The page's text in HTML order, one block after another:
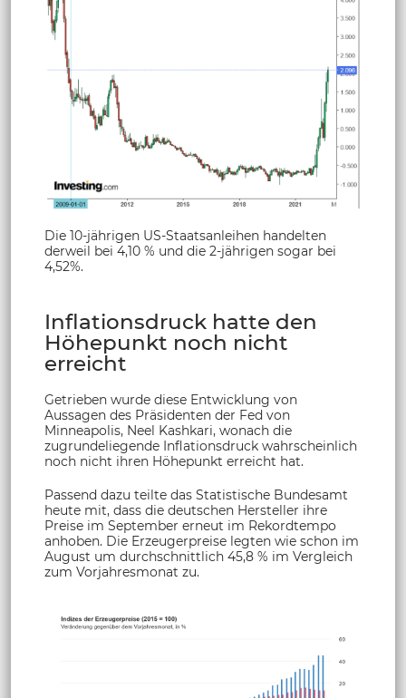
Die 10-jährigen US-Staatsanleihen handelten
derweil bei 4,10 % und die 2-jährigen sogar bei
4,52%.
Inflationsdruck hatte den
Höhepunkt noch nicht
erreicht
Getrieben wurde diese Entwicklung von
Aussagen des Präsidenten der Fed von
Minneapolis, Neel Kashkari, wonach die
zugrundeliegende Inflationsdruck wahrscheinlich
noch nicht ihren Höhepunkt erreicht hat.
Passend dazu teilte das Statistische Bundesamt
heute mit, dass die deutschen Hersteller ihre
Preise im September erneut im Rekordtempo
anhoben. Die Erzeugerpreise legten wie schon im
August um durchschnittlich 45,8 % im Vergleich
zum Vorjahresmonat zu.